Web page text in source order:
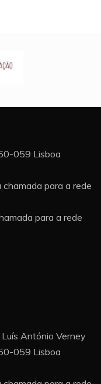
059 Lisboa
para a rede
para a rede
António Verney
059 Lisboa